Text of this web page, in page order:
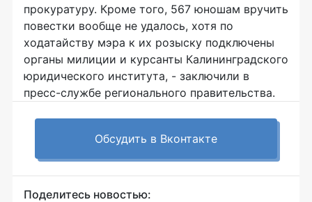
прокуратуру. Кроме того, 567 юношам вручить
повестки вообще не удалось, хотя по
ходатайству мэра к их розыску подключены
органы милиции и курсанты Калининградского
юридического института, - заключили в
пресс-службе регионального правительства.
Обсудить в Вконтакте
Поделитесь новостью: